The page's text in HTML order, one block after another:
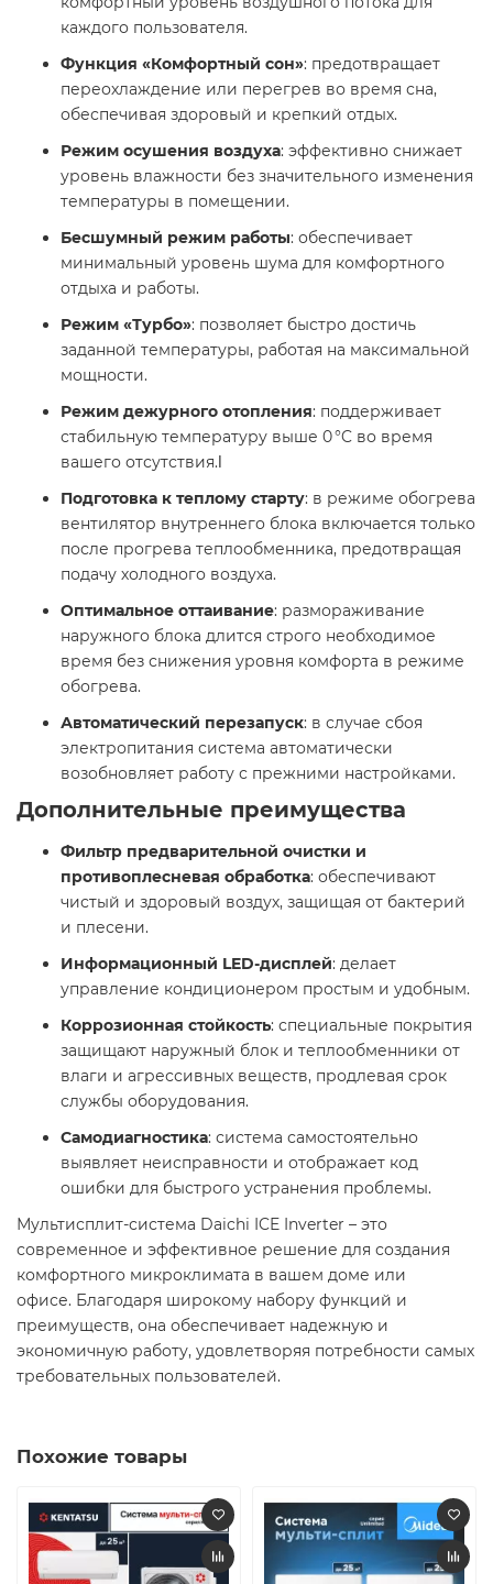
каждого пользователя.​
Функция «Комфортный сон»: предотвращает
переохлаждение или перегрев во время сна,
обеспечивая здоровый и крепкий отдых.​
Режим осушения воздуха: эффективно снижает
уровень влажности без значительного изменения
температуры в помещении.​
Бесшумный режим работы: обеспечивает
минимальный уровень шума для комфортного
отдыха и работы.​
Режим «Турбо»: позволяет быстро достичь
заданной температуры, работая на максимальной
мощности.​
Режим дежурного отопления: поддерживает
стабильную температуру выше 0 °C во время
вашего отсутствия.​l
Подготовка к теплому старту: в режиме обогрева
вентилятор внутреннего блока включается только
после прогрева теплообменника, предотвращая
подачу холодного воздуха.​
Оптимальное оттаивание: размораживание
наружного блока длится строго необходимое
время без снижения уровня комфорта в режиме
обогрева.
Автоматический перезапуск: в случае сбоя
электропитания система автоматически
возобновляет работу с прежними настройками.​
Дополнительные преимущества
Фильтр предварительной очистки и
противоплесневая обработка: обеспечивают
чистый и здоровый воздух, защищая от бактерий
и плесени.​
Информационный LED-дисплей: делает
управление кондиционером простым и удобным.​
Коррозионная стойкость: специальные покрытия
защищают наружный блок и теплообменники от
влаги и агрессивных веществ, продлевая срок
службы оборудования.​
Самодиагностика: система самостоятельно
выявляет неисправности и отображает код
ошибки для быстрого устранения проблемы.​
Мультисплит-система Daichi ICE Inverter – это
современное и эффективное решение для создания
комфортного микроклимата в вашем доме или
офисе. Благодаря широкому набору функций и
преимуществ, она обеспечивает надежную и
экономичную работу, удовлетворяя потребности самых
требовательных пользователей.
Похожие товары